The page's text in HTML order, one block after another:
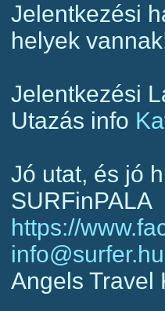
Jelentkezési
helyek
Jelentkezési
Utazás info
Jó utat, és jó
SURFinPALA
https://
info@surfer.hu
Angels Travel